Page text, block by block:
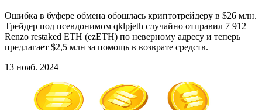
Ошибка в буфере обмена обошлась криптотрейдеру в $26 млн.
Трейдер под псевдонимом qklpjeth случайно отправил 7 912
Renzo restaked ETH (ezETH) по неверному адресу и теперь
предлагает $2,5 млн за помощь в возврате средств.
13 нояб. 2024